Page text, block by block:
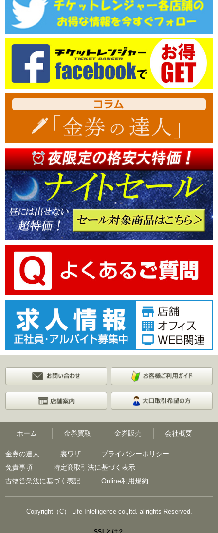
ホーム 金券買取 金券販売 会社概要
金券の達人 裏ワザ
プライバシーポリシー
免責事項
特定商取引法に基づく表示
古物営業法に基づく表記
Online利用規約
Copyright（C） Life Intelligence co.,ltd. allrights Reserved.
SSLとは？